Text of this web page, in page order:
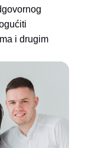
i drugim